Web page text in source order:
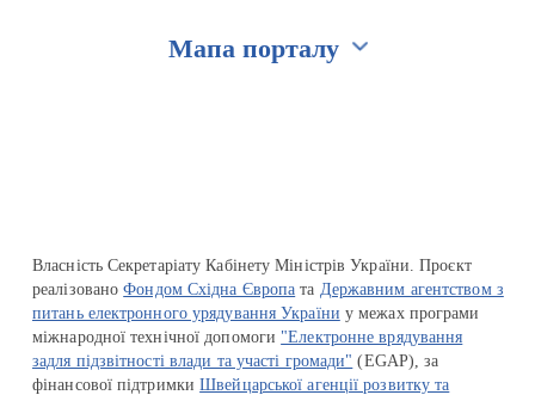
Мапа порталу
Власність Секретаріату Кабінету Міністрів України. Проєкт
реалізованоФондом Східна Європа та Державним агентством з
питань електронного урядування України у межах програми
міжнародної технічної допомоги "Електронне врядування
задля підзвітності влади та участі громади" (EGAP), за
фінансової підтримкиШвейцарської агенції розвитку та